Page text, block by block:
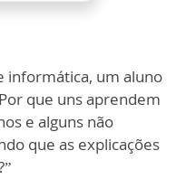
informática, um aluno
que uns aprendem
e alguns não
que as explicações